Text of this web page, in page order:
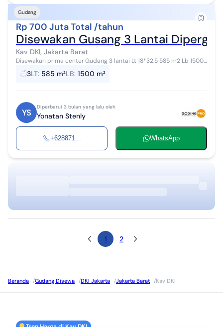
Gudang
Rp 700 Juta Total /tahun
Disewakan Gusang 3 Lantai
Kav DKI, Jakarta Barat
Disewakan prima center Gudang 3 lantai Lt 18*32.5 585 m2 Lb 1500
m2 Ada lift barang 2 ton Listrik 23.000 va Hadap utara timur Air
sumur Row 20 m2 H...
3LT: 585 m²LB: 1500 m²
YS
Diperbarui 3 bulan yang lalu oleh
Yonatan Stenly
+628871... WhatsApp
1 2
Beranda /Gudang Disewa /DKI Jakarta /Jakarta Barat /Kav DKI